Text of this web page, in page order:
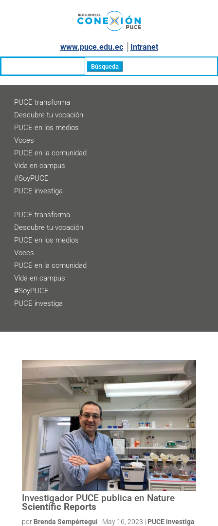
www.puce.edu.ec│ Intranet
PUCE transforma
Descubre tu vocación
PUCE en los medios
Voces
PUCE en la comunidad
Vida en campus
#SoyPUCE
PUCE investiga
PUCE transforma
Descubre tu vocación
PUCE en los medios
Voces
PUCE en la comunidad
Vida en campus
#SoyPUCE
PUCE investiga
Investigador PUCE publica en Nature
Scientific Reports
por Brenda Sempértegui | May 16, 2023 | PUCE investiga